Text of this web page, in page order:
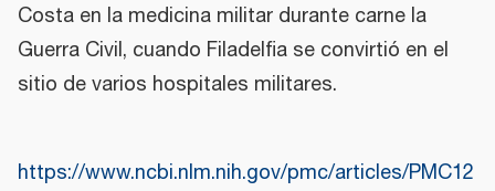
Costa en la medicina militar durante carne la
Guerra Civil, cuando Filadelfia se convirtió en el
sitio de varios hospitales militares.
https://www.ncbi.nlm.nih.gov/pmc/articles/PMC12